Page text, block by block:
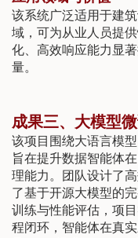
该系统广泛适用于建
域，可为从业人员提
化、高效响应能力显
量。
成果三、大模型
该项目围绕大语言模
旨在提升数据智能体
理能力。团队设计了
了基于开源大模型的
训练与性能评估，项
程闭环，智能体在真